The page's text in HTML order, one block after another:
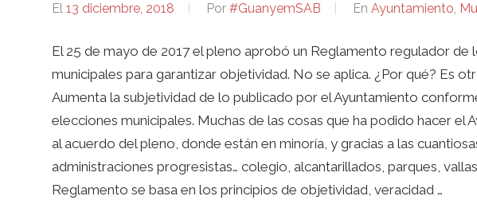
El 13 diciembre, 2018 Por #GuanyemSAB En Ayuntamiento,
El 25 de mayo de 2017 el pleno aprobó un Reglamento regulador de
municipales para garantizar objetividad. No se aplica. ¿Por qué? Es
Aumenta la subjetividad de lo publicado por el Ayuntamiento
elecciones municipales. Muchas de las cosas que ha podido hacer el
al acuerdo del pleno, donde están en minoría, y gracias a las
administraciones progresistas… colegio, alcantarillados, parques,
Reglamento se basa en los principios de objetividad, veracidad …